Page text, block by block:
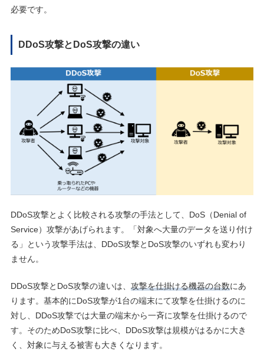
必要です。
DDoS攻撃とDoS攻撃の違い
DDoS攻撃とよく比較される攻撃の手法として、DoS（Denial of
Service）攻撃があげられます。「対象へ大量のデータを送り付け
る」という攻撃手法は、DDoS攻撃とDoS攻撃のいずれも変わり
ません。
DDoS攻撃とDoS攻撃の違いは、 攻撃を仕掛ける機器の台数にあ
ります。基本的にDoS攻撃が1台の端末にて攻撃を仕掛けるのに
対し、DDoS攻撃では大量の端末から一斉に攻撃を仕掛けるので
す。そのためDoS攻撃に比べ、DDoS攻撃は規模がはるかに大き
く、対象に与える被害も大きくなります。